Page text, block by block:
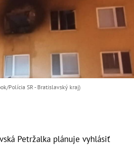
Polícia SR - Bratislavský kraj)
Petržalka plánuje vyhlásiť